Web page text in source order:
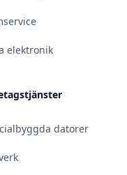
elektronik
datorer